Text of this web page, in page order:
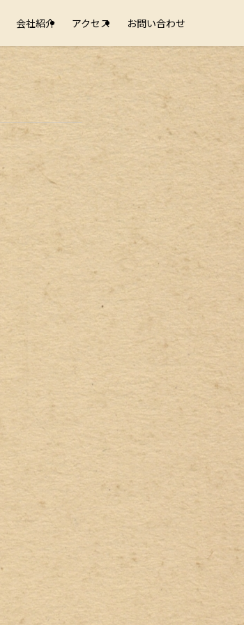
会社紹介 アクセス お問い合わせ